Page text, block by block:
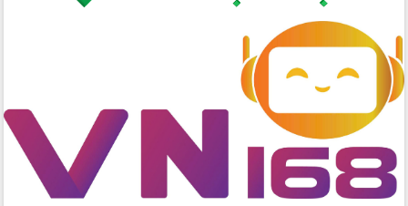
2026
Đẩy mạnh cải cách hành chính, quyết
tâm đạt được mục tiêu tăng trưởng
hai con số trong năm 2026
Tổ chức trang trọng Lễ hội Đền thờ